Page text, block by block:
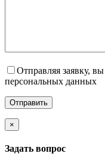
Отправляя заявку,
персональных данных
×
Задать вопрос